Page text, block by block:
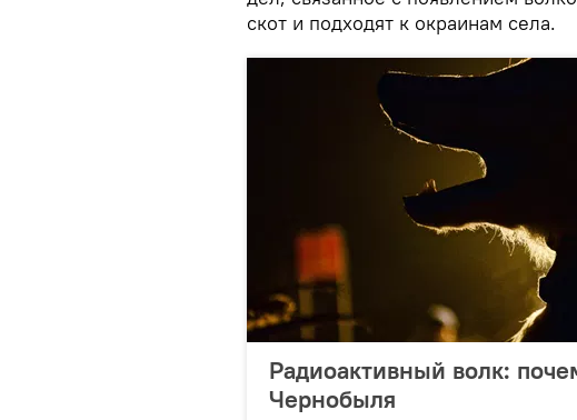
скот и подходят к окраинам села.
Радиоактивный волк:
Чернобыля